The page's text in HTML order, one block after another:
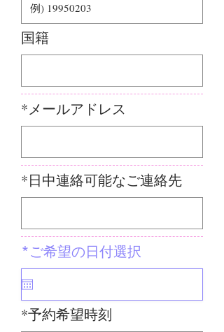
国籍
*メールアドレス
*日中連絡可能なご連絡先
*ご希望の日付選択
*予約希望時刻